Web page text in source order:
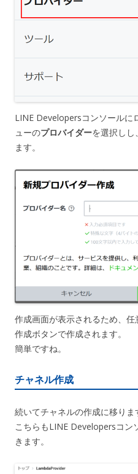
LINE Developersコンソールに
ューのプロバイダーを選択し
ます。
作成画面が表示されるため、任
作成ボタンで作成されます。
簡単ですね。
チャネル作成
続いてチャネルの作成に移りま
こちらもLINE Developersコン
きます。